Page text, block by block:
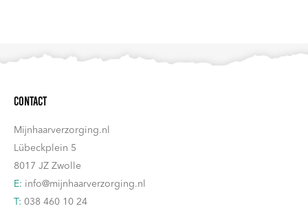
Contact
Mijnhaarverzorging.nl
Lübeckplein 5
8017 JZ Zwolle
E: info@mijnhaarverzorging.nl
T: 038 460 10 24